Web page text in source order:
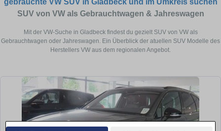
SUV von VW als Gebrauchtwagen & Jahreswagen
Mit der VW-Suche in Gladbeck findest du gezielt SUV von VW als
Gebrauchtwagen oder Jahreswagen. Ein Überblick der atuellen SUV Modelle des
Herstellers VW aus dem regionalen Angebot.